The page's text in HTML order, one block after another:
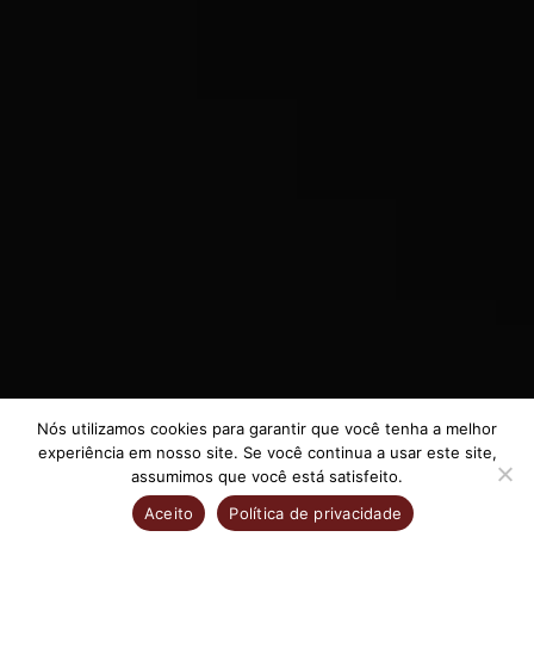
Nós utilizamos cookies para garantir que você tenha a melhor
experiência em nosso site. Se você continua a usar este site,
assumimos que você está satisfeito.
Aceito
Política de privacidade